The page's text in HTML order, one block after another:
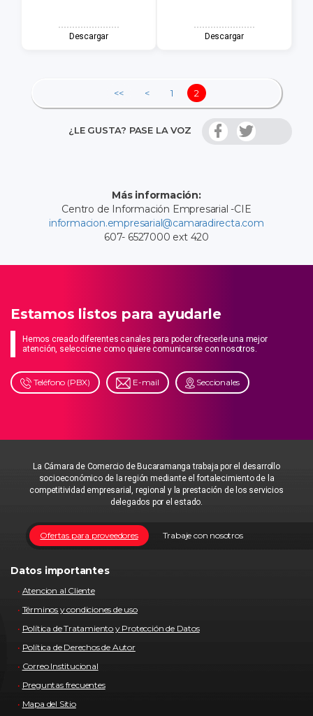
Descargar Descargar
<< < 1 2
¿LE GUSTA? PASE LA VOZ
Más información:
Centro de Información Empresarial -CIE
informacion.empresarial@camaradirecta.com
607- 6527000 ext 420
Estamos listos para ayudarle
Hemos creado diferentes canales para poder ofrecerle una mejor
atención, seleccione como quiere comunicarse con nosotros.
Teléfono (PBX) E-mail Seccionales
La Cámara de Comercio de Bucaramanga trabaja por el desarrollo
socioeconómico de la región mediante el fortalecimiento de la
competitividad empresarial, regional y la prestación de los servicios
delegados por el estado.
Trabaje con nosotros
Ofertas para proveedores
Datos importantes
Atencion al Cliente
Términos y condiciones de uso
Política de Tratamiento y Protección de Datos
Política de Derechos de Autor
Correo Institucional
Preguntas frecuentes
Mapa del Sitio